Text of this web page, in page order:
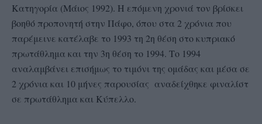
Κατηγορία (Μάιος 1992). Η επόμενη χρονιά τον βρίσκει
βοηθό προπονητή στην Πάφο, όπου στα 2 χρόνια που
παρέμεινε κατέλαβε το 1993 τη 2η θέση στο κυπριακό
πρωτάθλημα και την 3η θέση το 1994. Το 1994
αναλαμβάνει επισήμως το τιμόνι της ομάδας και μέσα σε
2 χρόνια και 10 μήνες παρουσίας αναδείχθηκε φιναλίστ
σε πρωτάθλημα και Κύπελλο.